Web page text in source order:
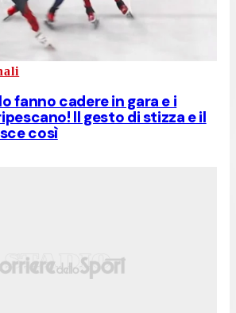
fanno cadere in gara e i
Il gesto di stizza e il
così